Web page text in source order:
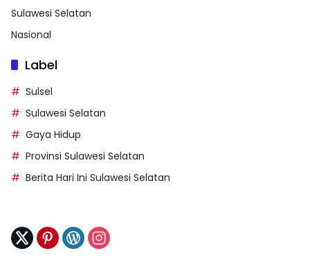
Sulawesi Selatan
Nasional
Label
Sulsel
Sulawesi Selatan
Gaya Hidup
Provinsi Sulawesi Selatan
Berita Hari Ini Sulawesi Selatan